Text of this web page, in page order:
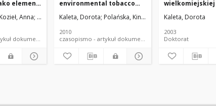
element
Kozieł, Anna Miśkiewicz, Paulina
czasopismo - artykuł dokument piśmienniczy
environmental tobacco
World Health Organization
Kaleta, Dorota Polańska, Kinga Wojtysiak, Piotr
2010
czasopismo - artykuł dokument piśmienniczy
wielkomiejskiej
Kaleta, Dorota
2003
Doktorat